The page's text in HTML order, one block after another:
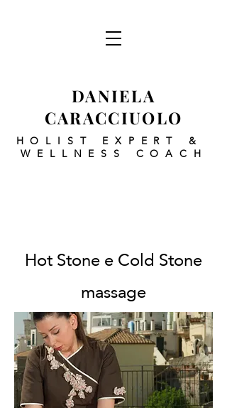
DANIELA
CARACCIUOLO
HOLIST EXPERT &
WELLNESS COACH
Hot Stone e Cold Stone
massage